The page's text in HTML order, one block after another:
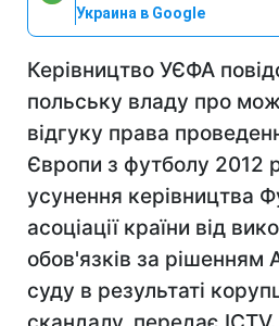
Украина в Google
Керівництво УЄФА
польську владу про
відгуку права
Європи з футболу 2012
усунення керівництва
асоціації країни від
обов'язків за рішенням
суду в результаті